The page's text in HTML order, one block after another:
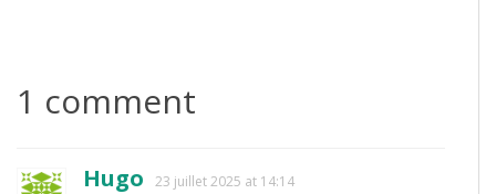
1 comment
Hugo 23 juillet 2025 at 14:14